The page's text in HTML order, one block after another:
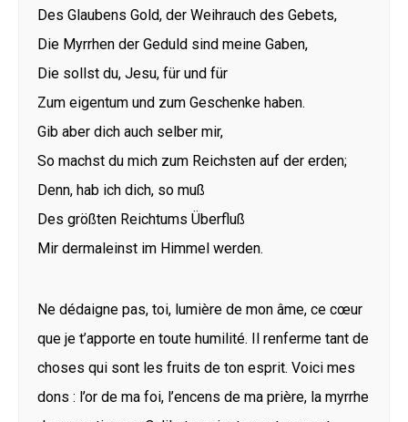
Des Glaubens Gold, der Weihrauch des Gebets,
Die Myrrhen der Geduld sind meine Gaben,
Die sollst du, Jesu, für und für
Zum eigentum und zum Geschenke haben.
Gib aber dich auch selber mir,
So machst du mich zum Reichsten auf der erden;
Denn, hab ich dich, so muß
Des größten Reichtums Überfluß
Mir dermaleinst im Himmel werden.
Ne dédaigne pas, toi, lumière de mon âme, ce cœur
que je t’apporte en toute humilité. Il renferme tant de
choses qui sont les fruits de ton esprit. Voici mes
dons : l’or de ma foi, l’encens de ma prière, la myrrhe